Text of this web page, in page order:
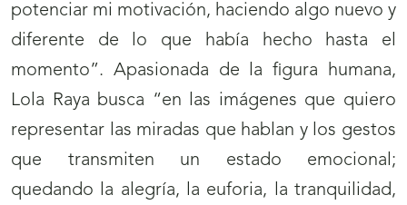
potenciar mi motivación, haciendo algo nuevo y
diferente de lo que había hecho hasta el
momento”. Apasionada de la figura humana,
Lola Raya busca “en las imágenes que quiero
representar las miradas que hablan y los gestos
que transmiten un estado emocional;
quedando la alegría, la euforia, la tranquilidad,